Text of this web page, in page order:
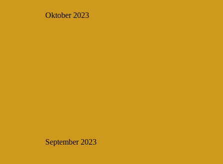
Oktober 2023
September 2023